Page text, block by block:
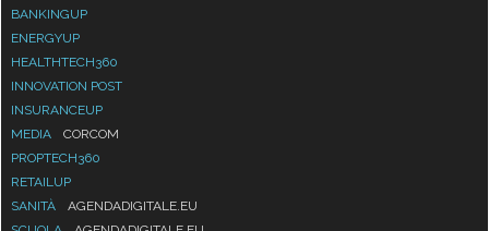
BANKINGUP
ENERGYUP
HEALTHTECH360
INNOVATION POST
INSURANCEUP
MEDIA
CORCOM
PROPTECH360
RETAILUP
SANITÀ
AGENDADIGITALE.EU